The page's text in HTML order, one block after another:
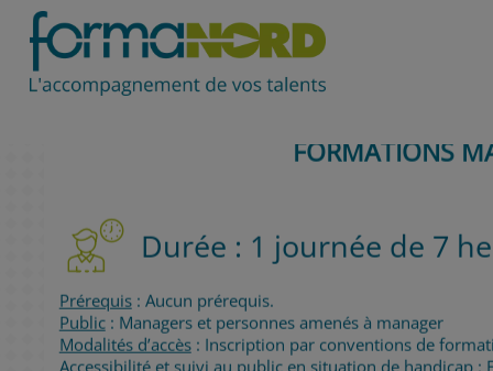
FORMATIONS
Durée : 1 journée de 7
Prérequis: Aucun prérequis.
Public: Managers et personnes amenés à manager
Modalités d’accès: Inscription par conventions de